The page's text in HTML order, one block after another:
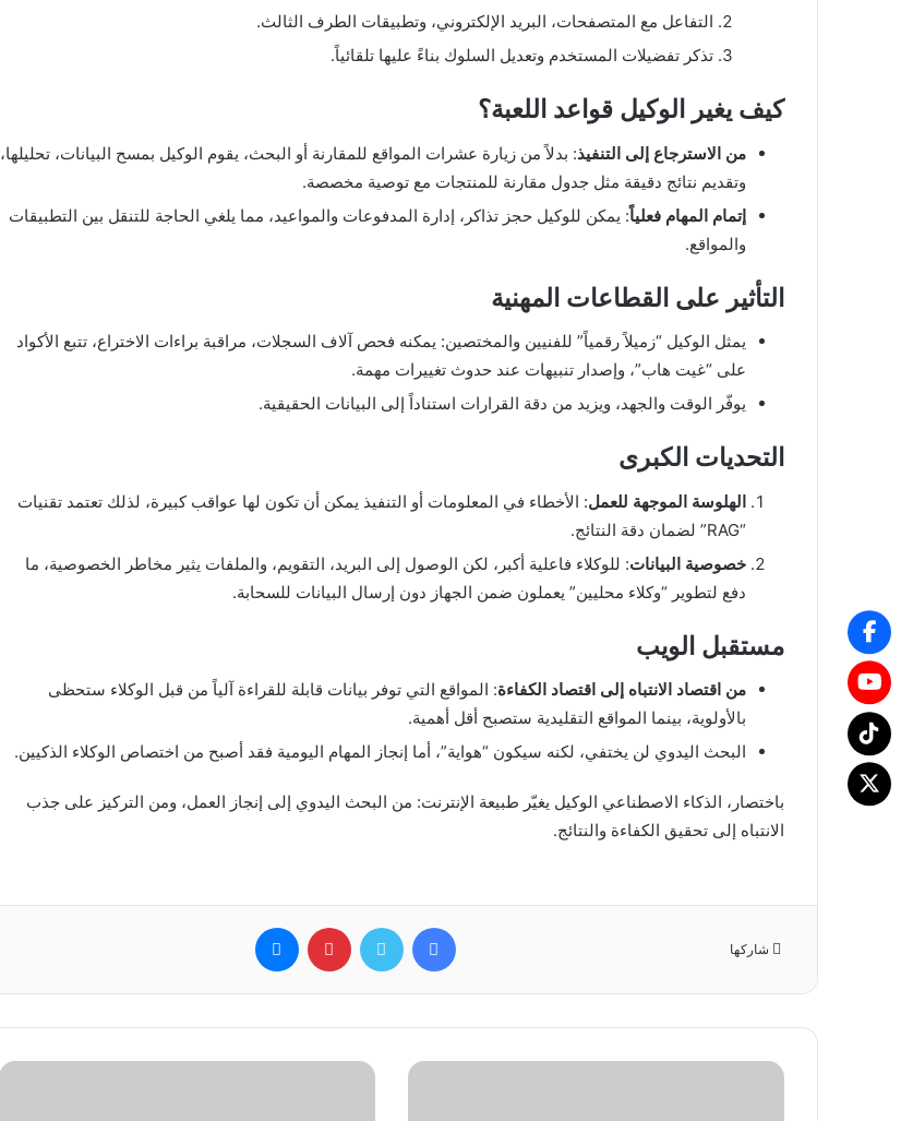
التفاعل مع المتصفحات، البريد الإلكتروني، وتطبيقات الطرف الثالث.
تذكر تفضيلات المستخدم وتعديل السلوك بناءً عليها تلقائياً.
كيف يغير الوكيل قواعد اللعبة؟
من الاسترجاع إلى التنفيذ: بدلاً من زيارة عشرات المواقع للمقارنة أو البحث، يقوم الوكيل بمسح البيانات، تحليلها،
وتقديم نتائج دقيقة مثل جدول مقارنة للمنتجات مع توصية مخصصة.
إتمام المهام فعلياً: يمكن للوكيل حجز تذاكر، إدارة المدفوعات والمواعيد، مما يلغي الحاجة للتنقل بين التطبيقات
والمواقع.
التأثير على القطاعات المهنية
يمثل الوكيل “زميلاً رقمياً” للفنيين والمختصين: يمكنه فحص آلاف السجلات، مراقبة براءات الاختراع، تتبع الأكواد
على “غيت هاب”، وإصدار تنبيهات عند حدوث تغييرات مهمة.
يوفّر الوقت والجهد، ويزيد من دقة القرارات استناداً إلى البيانات الحقيقية.
التحديات الكبرى
الهلوسة الموجهة للعمل: الأخطاء في المعلومات أو التنفيذ يمكن أن تكون لها عواقب كبيرة، لذلك تعتمد تقنيات
“RAG” لضمان دقة النتائج.
خصوصية البيانات: للوكلاء فاعلية أكبر، لكن الوصول إلى البريد، التقويم، والملفات يثير مخاطر الخصوصية، ما
دفع لتطوير “وكلاء محليين” يعملون ضمن الجهاز دون إرسال البيانات للسحابة.
مستقبل الويب
من اقتصاد الانتباه إلى اقتصاد الكفاءة: المواقع التي توفر بيانات قابلة للقراءة آلياً من قبل الوكلاء ستحظى
بالأولوية، بينما المواقع التقليدية ستصبح أقل أهمية.
البحث اليدوي لن يختفي، لكنه سيكون “هواية”، أما إنجاز المهام اليومية فقد أصبح من اختصاص الوكلاء الذكيين.
باختصار، الذكاء الاصطناعي الوكيل يغيّر طبيعة الإنترنت: من البحث اليدوي إلى إنجاز العمل، ومن التركيز على جذب
الانتباه إلى تحقيق الكفاءة والنتائج.
شاركها
فيسبوك تويتر بينتيريست